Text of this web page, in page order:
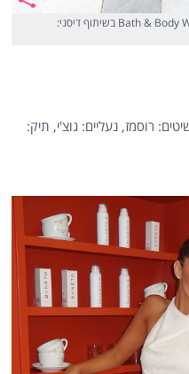
רוסלנה רודינה בהשקת הקולקציה של Bath & Body Works בשיתוף דיסני:
רוסמז, נעליים: גוצ'י, תיק: